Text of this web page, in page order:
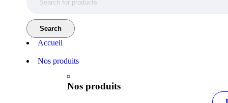
Accueil
Nos produits
Nos produits